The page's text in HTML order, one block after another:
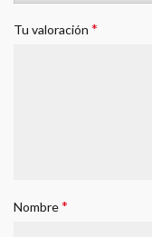
Tu valoración *
Nombre*